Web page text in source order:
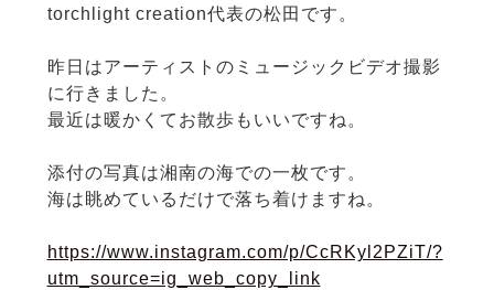
torchlight creation代表の松田です。
昨日はアーティストのミュージックビデオ撮影
に行きました。
最近は暖かくてお散歩もいいですね。
添付の写真は湘南の海での一枚です。
海は眺めているだけで落ち着けますね。
https://www.instagram.com/p/CcRKyl2PZiT/?
utm_source=ig_web_copy_link